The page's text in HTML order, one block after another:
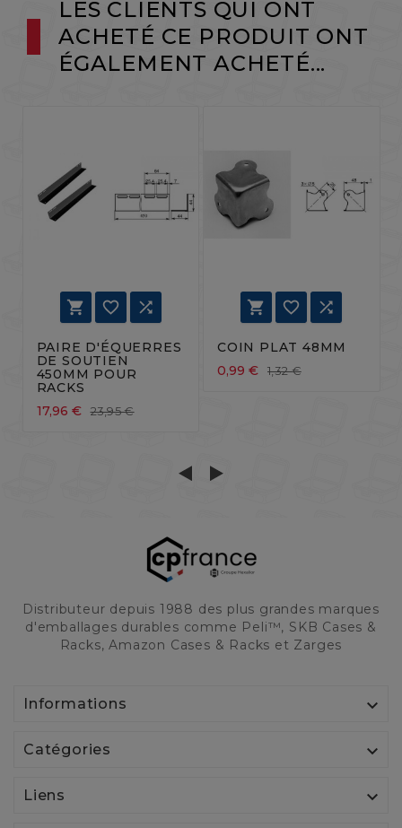
LES CLIENTS QUI ONT
ACHETÉ CE PRODUIT ONT
ÉGALEMENT ACHETÉ...
  
PAIRE D'ÉQUERRES
DE SOUTIEN
450MM POUR
RACKS
17,96 €
23,95 €
  
COIN PLAT 48MM
0,99 €
1,32 €
Distributeur depuis 1988 des plus grandes marques
d'emballages durables comme Peli™, SKB Cases &
Racks, Amazon Cases & Racks et Zarges
Informations 
Catégories 
Liens 